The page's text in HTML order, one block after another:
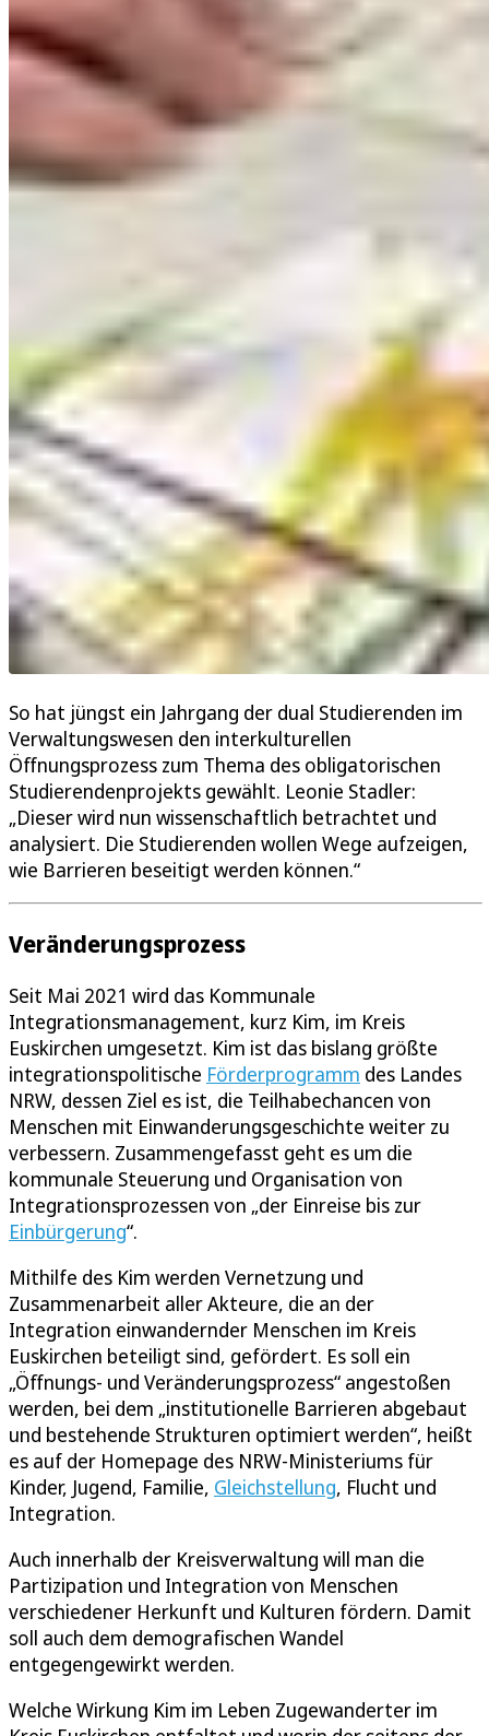
So hat jüngst ein Jahrgang der dual Studierenden im
Verwaltungswesen den interkulturellen
Öffnungsprozess zum Thema des obligatorischen
Studierendenprojekts gewählt. Leonie Stadler:
„Dieser wird nun wissenschaftlich betrachtet und
analysiert. Die Studierenden wollen Wege aufzeigen,
wie Barrieren beseitigt werden können.“
Veränderungsprozess
Seit Mai 2021 wird das Kommunale
Integrationsmanagement, kurz Kim, im Kreis
Euskirchen umgesetzt. Kim ist das bislang größte
integrationspolitische Förderprogramm des Landes
NRW, dessen Ziel es ist, die Teilhabechancen von
Menschen mit Einwanderungsgeschichte weiter zu
verbessern. Zusammengefasst geht es um die
kommunale Steuerung und Organisation von
Integrationsprozessen von „der Einreise bis zur
Einbürgerung“.
Mithilfe des Kim werden Vernetzung und
Zusammenarbeit aller Akteure, die an der
Integration einwandernder Menschen im Kreis
Euskirchen beteiligt sind, gefördert. Es soll ein
„Öffnungs- und Veränderungsprozess“ angestoßen
werden, bei dem „institutionelle Barrieren abgebaut
und bestehende Strukturen optimiert werden“, heißt
es auf der Homepage des NRW-Ministeriums für
Kinder, Jugend, Familie, Gleichstellung, Flucht und
Integration.
Auch innerhalb der Kreisverwaltung will man die
Partizipation und Integration von Menschen
verschiedener Herkunft und Kulturen fördern. Damit
soll auch dem demografischen Wandel
entgegengewirkt werden.
Welche Wirkung Kim im Leben Zugewanderter im